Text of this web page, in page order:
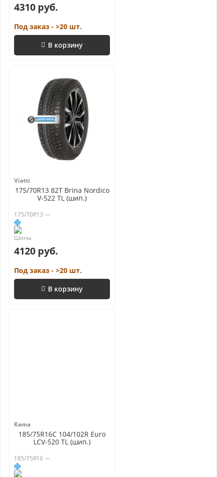
4310 руб.
Под заказ - >20 шт.
В корзину
Viatti
175/70R13 82T Brina Nordico
V-522 TL (шип.)
175/70R13 —
4120 руб.
Под заказ - >20 шт.
В корзину
Kama
185/75R16C 104/102R Euro
LCV-520 TL (шип.)
185/75R16 —